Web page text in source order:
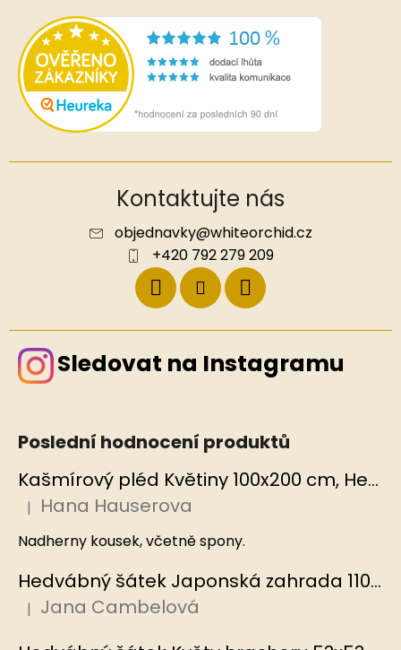
Kontaktujte nás
objednavky@whiteorchid.cz
+420 792 279 209
Sledovat na Instagramu
Poslední hodnocení produktů
Kašmírový pléd Květiny 100x200 cm, Hedvábný svět
Hodnocení produktu je 5 z 5 hvězdiček.
| Hana Hauserova
Nadherny kousek, včetně spony.
Hedvábný šátek Japonská zahrada 110x110 cm v dárkovém balení, HEDVÁBNÝ SVĚT
Hodnocení produktu je 5 z 5 hvězdiček.
| Jana Cambelová